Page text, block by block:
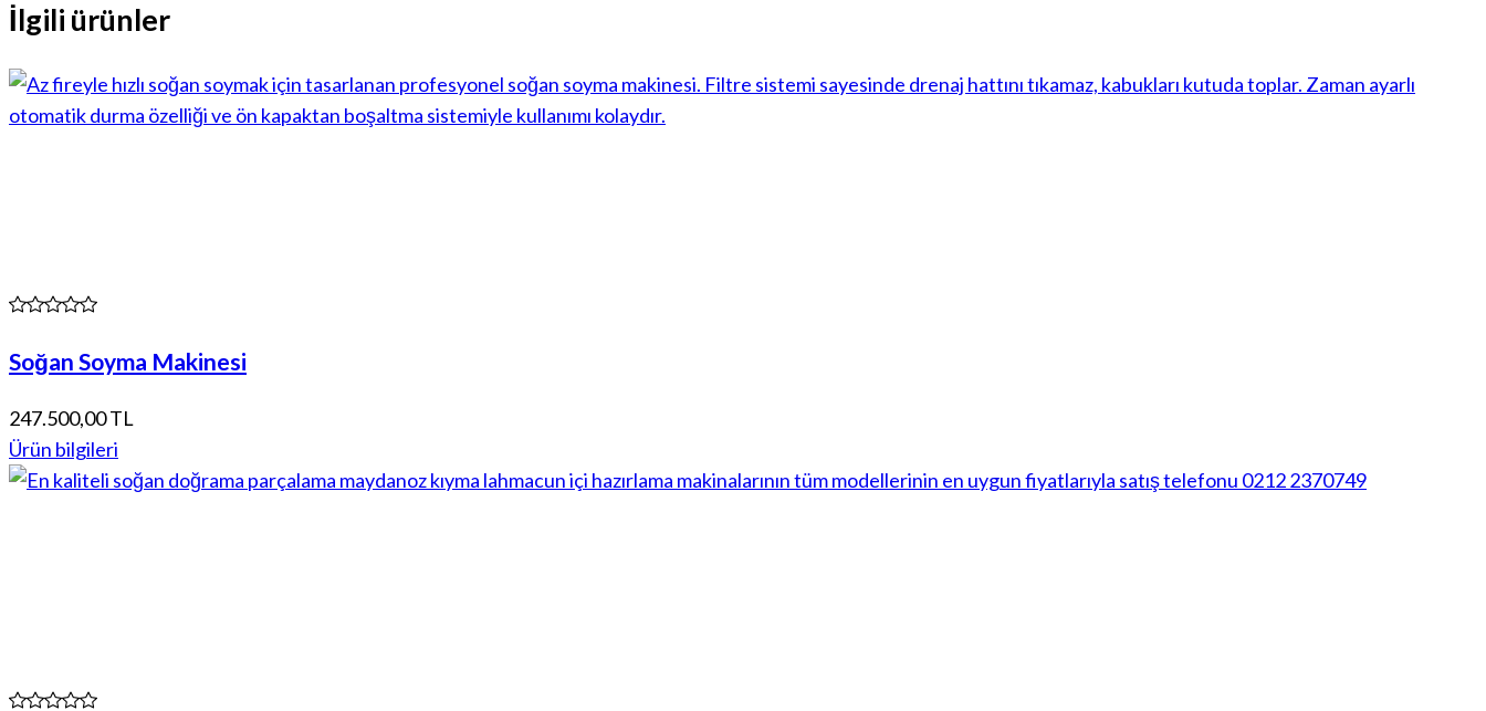
İlgili ürünler
Soğan Soyma Makinesi
247.500,00 TL
Ürün bilgileri